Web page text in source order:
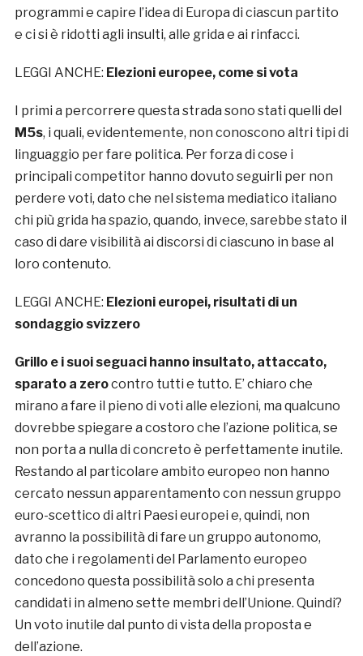
programmi e capire l’idea di Europa di ciascun partito
e ci si è ridotti agli insulti, alle grida e ai rinfacci.
LEGGI ANCHE: Elezioni europee, come si vota
I primi a percorrere questa strada sono stati quelli del
M5s, i quali, evidentemente, non conoscono altri tipi di
linguaggio per fare politica. Per forza di cose i
principali competitor hanno dovuto seguirli per non
perdere voti, dato che nel sistema mediatico italiano
chi più grida ha spazio, quando, invece, sarebbe stato il
caso di dare visibilità ai discorsi di ciascuno in base al
loro contenuto.
LEGGI ANCHE: Elezioni europei, risultati di un
sondaggio svizzero
Grillo e i suoi seguaci hanno insultato, attaccato,
sparato a zerocontro tutti e tutto. E’ chiaro che
mirano a fare il pieno di voti alle elezioni, ma qualcuno
dovrebbe spiegare a costoro che l’azione politica, se
non porta a nulla di concreto è perfettamente inutile.
Restando al particolare ambito europeo non hanno
cercato nessun apparentamento con nessun gruppo
euro-scettico di altri Paesi europei e, quindi, non
avranno la possibilità di fare un gruppo autonomo,
dato che i regolamenti del Parlamento europeo
concedono questa possibilità solo a chi presenta
candidati in almeno sette membri dell’Unione. Quindi?
Un voto inutile dal punto di vista della proposta e
dell’azione.